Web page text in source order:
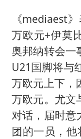
《mediaest
万欧元+伊莫
奥邦纳转会一
U21国脚将与
万欧元上下，
万欧元。尤文
对话，届时意
团的一员，